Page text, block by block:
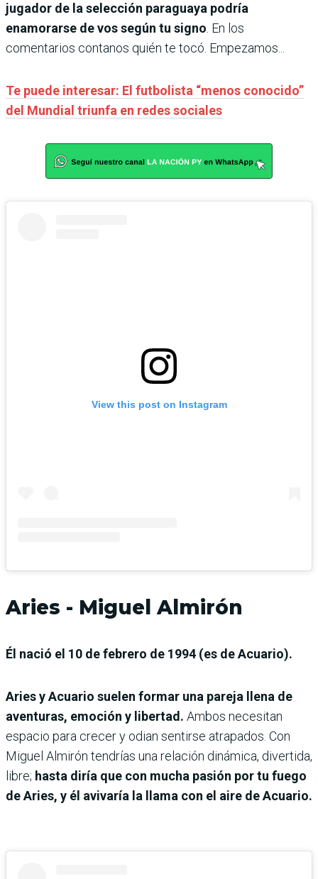
jugador de la selección paraguaya podría
enamorarse de vos según tu signo . En los
comentarios contanos quién te tocó. Empezamos...
Te puede interesar: El futbolista “menos conocido”
del Mundial triunfa en redes sociales
View this post on Instagram
Aries - Miguel Almirón
Él nació el 10 de febrero de 1994 (es de Acuario).
Aries y Acuario suelen formar una pareja llena de
aventuras, emoción y libertad. Ambos necesitan
espacio para crecer y odian sentirse atrapados. Con
Miguel Almirón tendrías una relación dinámica, divertida,
libre; hasta diría que con mucha pasión por tu fuego
de Aries, y él avivaría la llama con el aire de Acuario.